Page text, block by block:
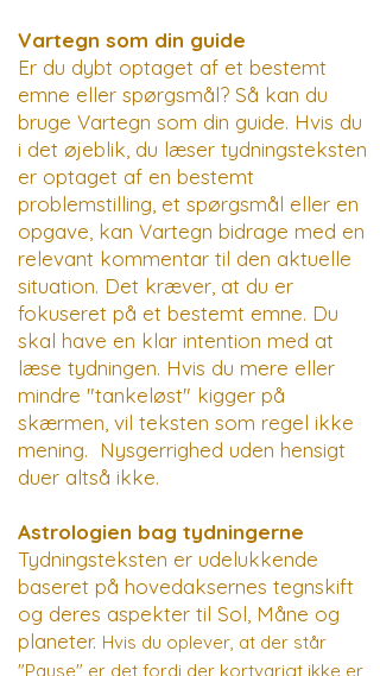
Vartegn som din guide
Er du dybt optaget af et bestemt
emne eller spørgsmål? Så kan du
bruge Vartegn som din guide. Hvis du
i det øjeblik, du læser tydningsteksten
er optaget af en bestemt
problemstilling, et spørgsmål eller en
opgave, kan Vartegn bidrage med en
relevant kommentar til den aktuelle
situation. Det kræver, at du er
fokuseret på et bestemt emne. Du
skal have en klar intention med at
læse tydningen. Hvis du mere eller
mindre "tankeløst" kigger på
skærmen, vil teksten som regel ikke
mening. Nysgerrighed uden hensigt
duer altså ikke.
Astrologien bag tydningerne
Tydningsteksten er udelukkende
baseret på hovedaksernes tegnskift
og deres aspekter til Sol, Måne og
planeter. Hvis du oplever, at der står
"Pause" er det fordi der kortvarigt ikke er